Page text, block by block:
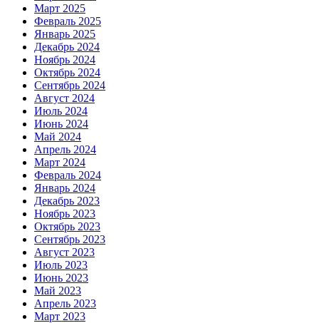
Март 2025
Февраль 2025
Январь 2025
Декабрь 2024
Ноябрь 2024
Октябрь 2024
Сентябрь 2024
Август 2024
Июль 2024
Июнь 2024
Май 2024
Апрель 2024
Март 2024
Февраль 2024
Январь 2024
Декабрь 2023
Ноябрь 2023
Октябрь 2023
Сентябрь 2023
Август 2023
Июль 2023
Июнь 2023
Май 2023
Апрель 2023
Март 2023